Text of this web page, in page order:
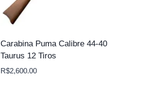
Carabina Puma Calibre 44-40
Taurus 12 Tiros
R$2,600.00